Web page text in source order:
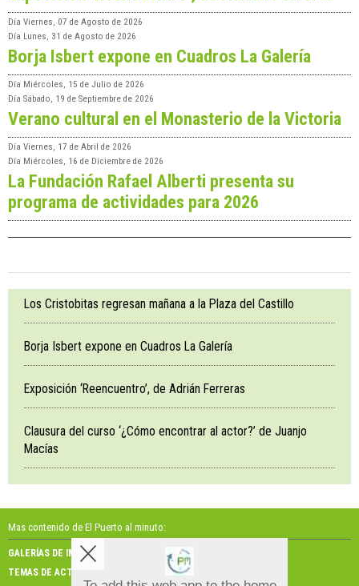
Día Viernes, 07 de Agosto de 2026
Día Lunes, 31 de Agosto de 2026
Borja Isbert expone en Cuadros La Galería
Día Miércoles, 15 de Julio de 2026
Día Sábado, 19 de Septiembre de 2026
Verano cultural en el Monasterio de la Victoria
Día Viernes, 17 de Abril de 2026
Día Miércoles, 16 de Diciembre de 2026
La Fundación Rafael Alberti presenta su
programa de actividades para 2026
Los Cristobitas regresan mañana a la Plaza del Castillo
Borja Isbert expone en Cuadros La Galería
Exposición ‘Reencuentro’, de Adrián Ferreras
Clausura del curso ‘¿Cómo encontrar al actor?’ de Juanjo
Macías
Mas contenido de El Puerto al minuto:
GALERÍAS DE IMÁGENES
GALERÍAS DE VÍDEOS
TEMAS DE ACTUALIDAD
NOSOTROS